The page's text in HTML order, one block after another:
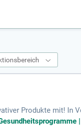
Produkte mit! In
Werden Sie Teil